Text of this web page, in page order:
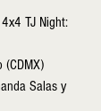
TJ Night:
(CDMX)
Salas y